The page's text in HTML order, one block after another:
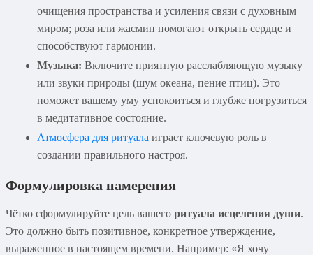
очищения пространства и усиления связи с духовным
миром; роза или жасмин помогают открыть сердце и
способствуют гармонии.
Музыка: Включите приятную расслабляющую музыку
или звуки природы (шум океана, пение птиц). Это
поможет вашему уму успокоиться и глубже погрузиться
в медитативное состояние.
Атмосфера для ритуала играет ключевую роль в
создании правильного настроя.
Формулировка намерения
Чётко сформулируйте цель вашего ритуала исцеления души.
Это должно быть позитивное, конкретное утверждение,
выраженное в настоящем времени. Например: «Я хочу